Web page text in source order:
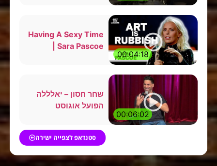
00:04:18
Having A Sexy Time
| Sara Pascoe
00:06:02
שחר חסון – יאלללה
הפועל אוגוסט
סטנדאפ לצפייה ישירה